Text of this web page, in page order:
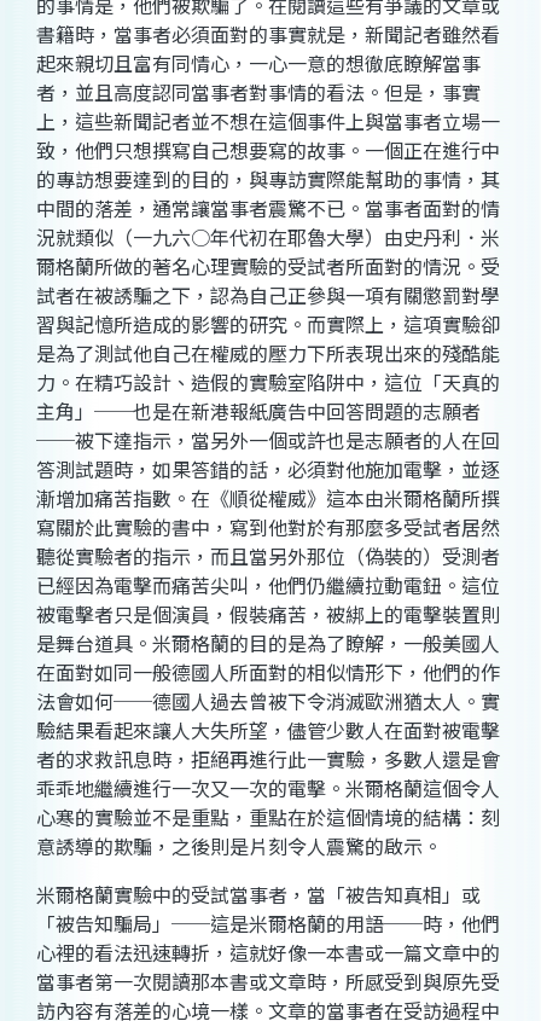
書籍時，當事者必須面對的事實就是，新聞記者雖然看
起來親切且富有同情心，一心一意的想徹底瞭解當事
者，並且高度認同當事者對事情的看法。但是，事實
上，這些新聞記者並不想在這個事件上與當事者立場一
致，他們只想撰寫自己想要寫的故事。一個正在進行中
的專訪想要達到的目的，與專訪實際能幫助的事情，其
中間的落差，通常讓當事者震驚不已。當事者面對的情
況就類似（一九六○年代初在耶魯大學）由史丹利．米
爾格蘭所做的著名心理實驗的受試者所面對的情況。受
試者在被誘騙之下，認為自己正參與一項有關懲罰對學
習與記憶所造成的影響的研究。而實際上，這項實驗卻
是為了測試他自己在權威的壓力下所表現出來的殘酷能
力。在精巧設計、造假的實驗室陷阱中，這位「天真的
主角」──也是在新港報紙廣告中回答問題的志願者
──被下達指示，當另外一個或許也是志願者的人在回
答測試題時，如果答錯的話，必須對他施加電擊，並逐
漸增加痛苦指數。在《順從權威》這本由米爾格蘭所撰
寫關於此實驗的書中，寫到他對於有那麼多受試者居然
聽從實驗者的指示，而且當另外那位（偽裝的）受測者
已經因為電擊而痛苦尖叫，他們仍繼續拉動電鈕。這位
被電擊者只是個演員，假裝痛苦，被綁上的電擊裝置則
是舞台道具。米爾格蘭的目的是為了瞭解，一般美國人
在面對如同一般德國人所面對的相似情形下，他們的作
法會如何──德國人過去曾被下令消滅歐洲猶太人。實
驗結果看起來讓人大失所望，儘管少數人在面對被電擊
者的求救訊息時，拒絕再進行此一實驗，多數人還是會
乖乖地繼續進行一次又一次的電擊。米爾格蘭這個令人
心寒的實驗並不是重點，重點在於這個情境的結構：刻
意誘導的欺騙，之後則是片刻令人震驚的啟示。
米爾格蘭實驗中的受試當事者，當「被告知真相」或
「被告知騙局」──這是米爾格蘭的用語──時，他們
心裡的看法迅速轉折，這就好像一本書或一篇文章中的
當事者第一次閱讀那本書或文章時，所感受到與原先受
訪內容有落差的心境一樣。文章的當事者在受訪過程中